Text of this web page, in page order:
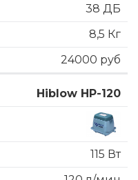
38 ДБ
8,5 Кг
24000 руб
Hiblow HP-120
115 Вт